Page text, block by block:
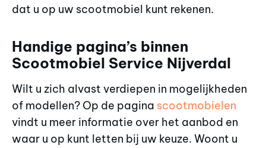
dat u op uw scootmobiel kunt rekenen.
Handige pagina’s binnen
Scootmobiel Service Nijverdal
Wilt u zich alvast verdiepen in mogelijkheden
of modellen? Op de pagina scootmobielen
vindt u meer informatie over het aanbod en
waar u op kunt letten bij uw keuze. Woont u